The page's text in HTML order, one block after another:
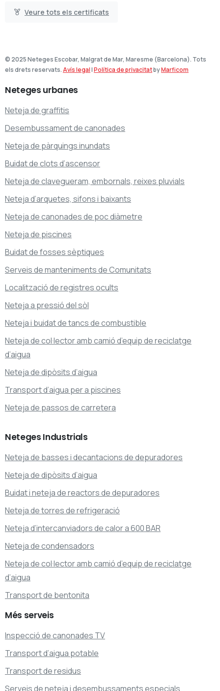
Veure tots els certificats
© 2025 Neteges Escobar, Malgrat de Mar, Maresme (Barcelona). Tots
els drets reservats.Avís legal|Política de privacitatbyMarficom
Neteges urbanes
Neteja de graffitis
Desembussament de canonades
Neteja de pàrquings inundats
Buidat de clots d’ascensor
Neteja de clavegueram, embornals, reixes pluvials
Neteja d’arquetes, sifons i baixants
Neteja de canonades de poc diàmetre
Neteja de piscines
Buidat de fosses sèptiques
Serveis de manteniments de Comunitats
Localització de registres ocults
Neteja a pressió del sòl
Neteja i buidat de tancs de combustible
Neteja de col·lector amb camió d’equip de reciclatge
d’aigua
Neteja de dipòsits d’aigua
Transport d’aigua per a piscines
Neteja de passos de carretera
Neteges Industrials
Neteja de basses i decantacions de depuradores
Neteja de dipòsits d’aigua
Buidat i neteja de reactors de depuradores
Neteja de torres de refrigeració
Neteja d’intercanviadors de calor a 600 BAR
Neteja de condensadors
Neteja de col·lector amb camió d’equip de reciclatge
d’aigua
Transport de bentonita
Més serveis
Inspecció de canonades TV
Transport d’aigua potable
Transport de residus
Serveis de neteja i desembussaments especials